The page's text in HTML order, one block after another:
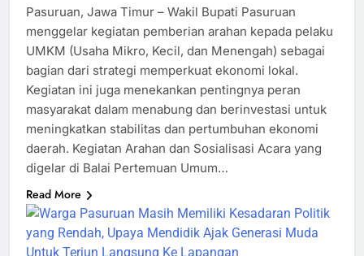
Pasuruan, Jawa Timur – Wakil Bupati Pasuruan
menggelar kegiatan pemberian arahan kepada pelaku
UMKM (Usaha Mikro, Kecil, dan Menengah) sebagai
bagian dari strategi memperkuat ekonomi lokal.
Kegiatan ini juga menekankan pentingnya peran
masyarakat dalam menabung dan berinvestasi untuk
meningkatkan stabilitas dan pertumbuhan ekonomi
daerah. Kegiatan Arahan dan Sosialisasi Acara yang
digelar di Balai Pertemuan Umum…
Read More